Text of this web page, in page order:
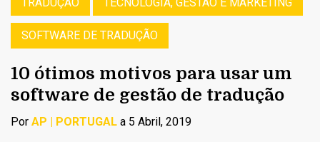
SOFTWARE DE TRADUÇÃO
10 ótimos motivos para usar um
software de gestão de tradução
Por AP | PORTUGAL a 5 Abril, 2019